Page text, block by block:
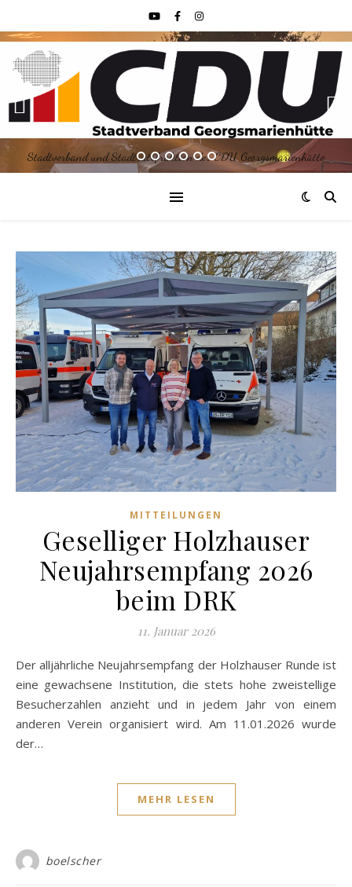
Stadtverband und Stadtratsfraktion der CDU Georgsmarienhütte
MITTEILUNGEN
Geselliger Holzhauser
Neujahrsempfang 2026
beim DRK
11. Januar 2026
Der alljährliche Neujahrsempfang der Holzhauser Runde ist
eine gewachsene Institution, die stets hohe zweistellige
Besucherzahlen anzieht und in jedem Jahr von einem
anderen Verein organisiert wird. Am 11.01.2026 wurde
der…
MEHR LESEN
boelscher